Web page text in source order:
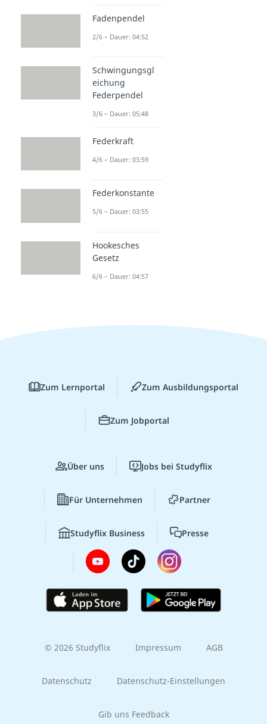
Fadenpendel
2/6 – Dauer: 04:52
Schwingungsgl
eichung
Federpendel
3/6 – Dauer: 05:48
Federkraft
4/6 – Dauer: 03:59
Federkonstante
5/6 – Dauer: 03:55
Hookesches
Gesetz
6/6 – Dauer: 04:57
Zum Lernportal Zum Ausbildungsportal
Zum Jobportal
Über uns Jobs bei Studyflix
Für Unternehmen Partner
Studyflix Business Presse
© 2026 Studyflix Impressum AGB
Datenschutz Datenschutz-Einstellungen
Gib uns Feedback